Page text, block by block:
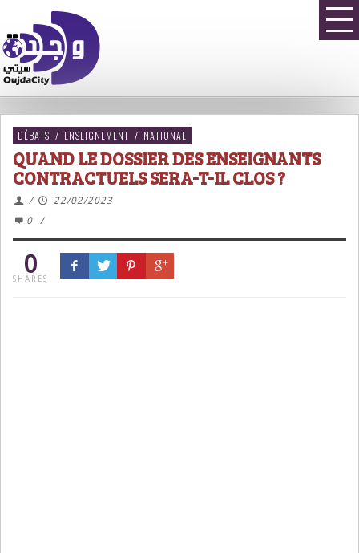
DÉBATS / ENSEIGNEMENT / NATIONAL
QUAND LE DOSSIER DES ENSEIGNANTS
CONTRACTUELS SERA-T-IL CLOS ?
/
22/02/2023
0
/
0
SHARES